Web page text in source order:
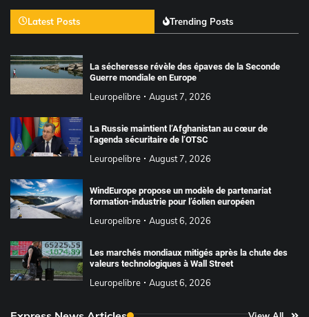
Latest Posts Trending Posts
La sécheresse révèle des épaves de la Seconde
Guerre mondiale en Europe
Leuropelibre August 7, 2026
La Russie maintient l’Afghanistan au cœur de
l’agenda sécuritaire de l’OTSC
Leuropelibre August 7, 2026
WindEurope propose un modèle de partenariat
formation-industrie pour l’éolien européen
Leuropelibre August 6, 2026
Les marchés mondiaux mitigés après la chute des
valeurs technologiques à Wall Street
Leuropelibre August 6, 2026